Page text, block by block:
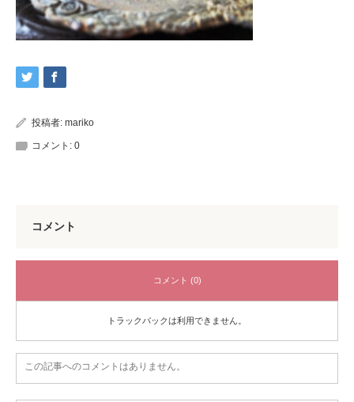
投稿者: mariko
コメント: 0
コメント
コメント (0)
トラックバックは利用できません。
この記事へのコメントはありません。